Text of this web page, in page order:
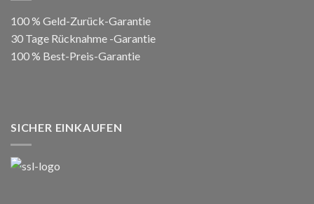
100 % Geld-Zurück-Garantie
30 Tage Rücknahme -Garantie
100 % Best-Preis-Garantie
SICHER EINKAUFEN